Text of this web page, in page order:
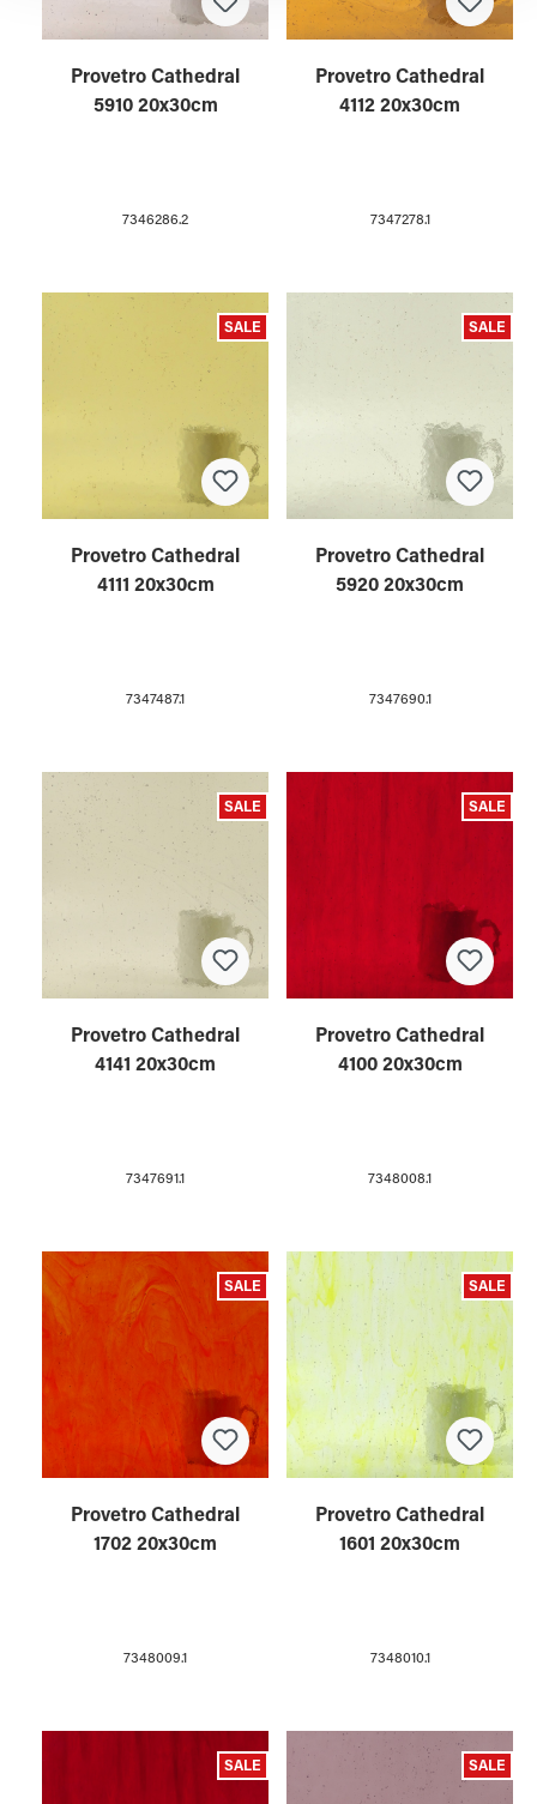
Provetro Cathedral
5910 20x30cm
7346286.2
Provetro Cathedral
4112 20x30cm
7347278.1
SALE
Provetro Cathedral
4111 20x30cm
7347487.1
SALE
Provetro Cathedral
5920 20x30cm
7347690.1
SALE
Provetro Cathedral
4141 20x30cm
7347691.1
SALE
Provetro Cathedral
4100 20x30cm
7348008.1
SALE
Provetro Cathedral
1702 20x30cm
7348009.1
SALE
Provetro Cathedral
1601 20x30cm
7348010.1
SALE SALE